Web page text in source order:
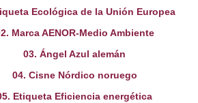
Ecológica de la Unión Europea
Marca AENOR-Medio Ambiente
03. Ángel Azul alemán
04. Cisne Nórdico noruego
Etiqueta Eficiencia energética